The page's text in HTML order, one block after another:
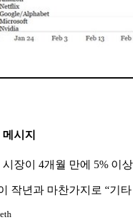
시지
장이 4개월 만에 5% 이
작년과 마찬가지로 “기